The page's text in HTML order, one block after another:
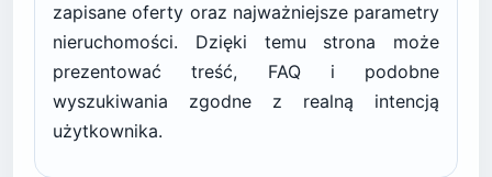
zapisane oferty oraz najważniejsze parametry
nieruchomości. Dzięki temu strona może
prezentować treść, FAQ i podobne
wyszukiwania zgodne z realną intencją
użytkownika.